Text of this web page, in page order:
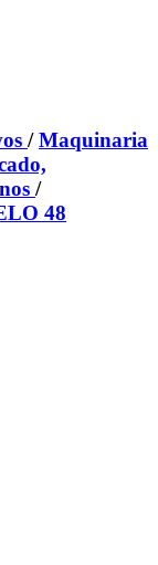
/Maquinaria
/
48